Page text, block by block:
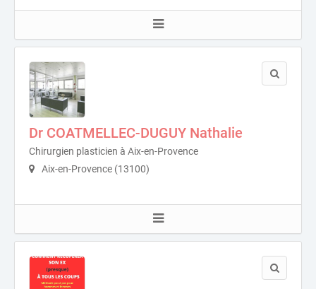
Dr COATMELLEC-DUGUY Nathalie
Chirurgien plasticien à Aix-en-Provence
Aix-en-Provence (13100)